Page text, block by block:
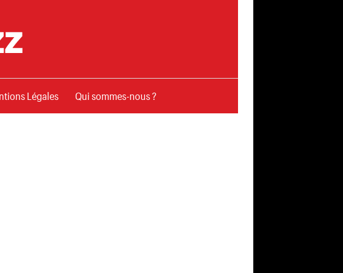
Légales Qui sommes-nous ?